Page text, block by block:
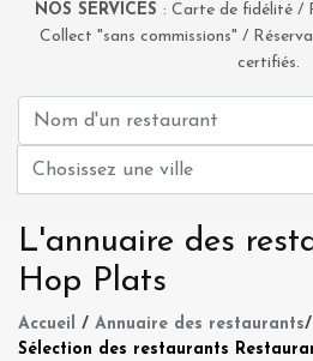
NOS SERVICES : Carte de fidélité /
Collect "sans commissions" /
certifiés.
L'annuaire des
Hop Plats
Accueil / Annuaire des restaurants/
Sélection des restaurants